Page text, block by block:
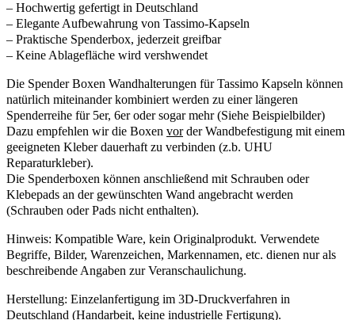
– Hochwertig gefertigt in Deutschland
– Elegante Aufbewahrung von Tassimo-Kapseln
– Praktische Spenderbox, jederzeit greifbar
– Keine Ablagefläche wird vershwendet
Die Spender Boxen Wandhalterungen für Tassimo Kapseln können
natürlich miteinander kombiniert werden zu einer längeren
Spenderreihe für 5er, 6er oder sogar mehr (Siehe Beispielbilder)
Dazu empfehlen wir die Boxen vorder Wandbefestigung mit einem
geeigneten Kleber dauerhaft zu verbinden (z.b. UHU
Reparaturkleber).
Die Spenderboxen können anschließend mit Schrauben oder
Klebepads an der gewünschten Wand angebracht werden
(Schrauben oder Pads nicht enthalten).
Hinweis: Kompatible Ware, kein Originalprodukt. Verwendete
Begriffe, Bilder, Warenzeichen, Markennamen, etc. dienen nur als
beschreibende Angaben zur Veranschaulichung.
Herstellung: Einzelanfertigung im 3D-Druckverfahren in
Deutschland (Handarbeit, keine industrielle Fertigung).